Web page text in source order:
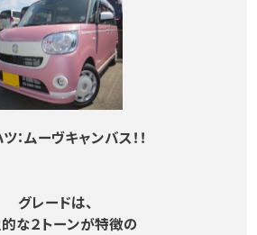
：ムーヴキャンバス！！
グレードは、
な２トーンが特徴の